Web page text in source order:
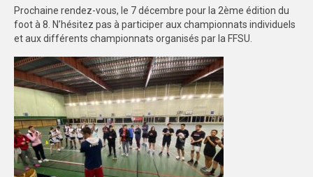
Prochaine rendez-vous, le 7 décembre pour la 2ème édition du
foot à 8. N’hésitez pas à participer aux championnats individuels
et aux différents championnats organisés par la FFSU.